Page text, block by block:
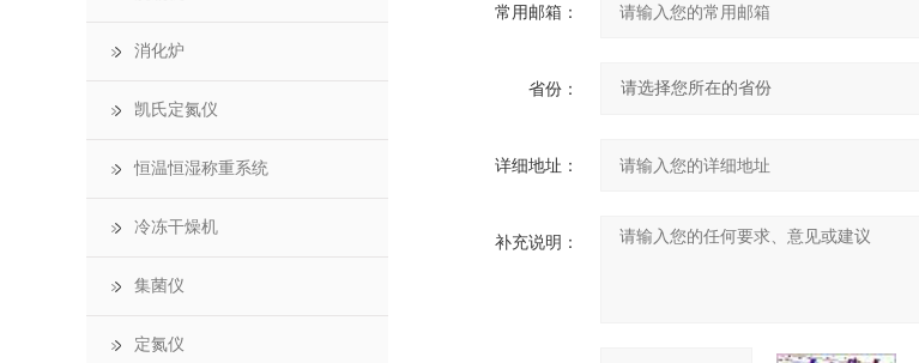
常用邮箱：
省份：
详细地址：
补充说明：
消化炉
凯氏定氮仪
恒温恒湿称重系统
冷冻干燥机
集菌仪
定氮仪